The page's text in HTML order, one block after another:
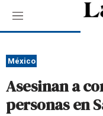
M
e
ú
México
Asesinan a
personas en